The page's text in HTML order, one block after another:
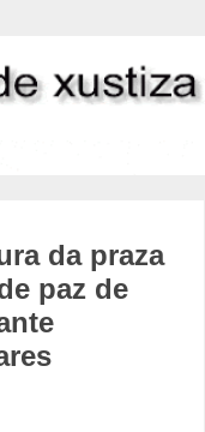
da praza
paz de